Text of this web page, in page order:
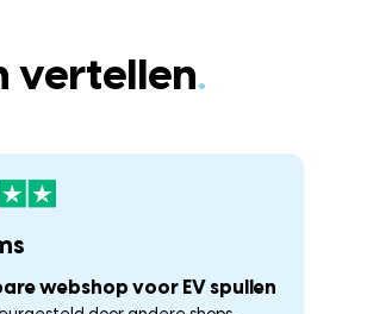
vertellen.
webshop voor EV spullen